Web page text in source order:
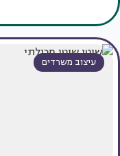
עיצוב משרדים